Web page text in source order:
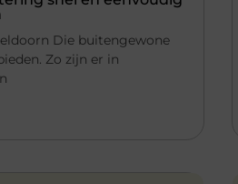
Die buitengewone
Zo zijn er in